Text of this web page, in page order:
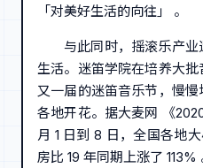
「对美好生活的向往」 。
与此同时，摇滚乐产
生活。迷笛学院在培养大
又一届的迷笛音乐节，慢
各地开花。据大麦网 《
月 1 日到 8 日，全国各地
房比 19 年同期上涨了